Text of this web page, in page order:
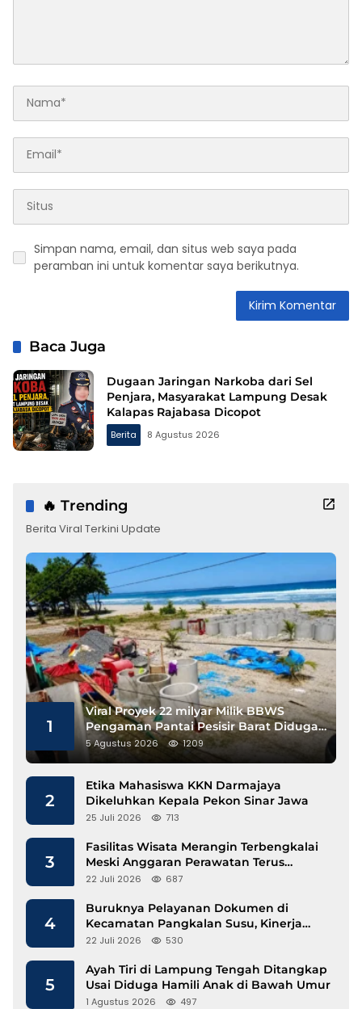
Simpan nama, email, dan situs web saya pada
peramban ini untuk komentar saya berikutnya.
Baca Juga
Dugaan Jaringan Narkoba dari Sel
Penjara, Masyarakat Lampung Desak
Kalapas Rajabasa Dicopot
Berita 8 Agustus 2026
🔥 Trending
Berita Viral Terkini Update
1
Viral Proyek 22 milyar Milik BBWS
Pengaman Pantai Pesisir Barat Diduga
Gunakan Besi Banci
5 Agustus 2026 1209
2
Etika Mahasiswa KKN Darmajaya
Dikeluhkan Kepala Pekon Sinar Jawa
25 Juli 2026 713
3
Fasilitas Wisata Merangin Terbengkalai
Meski Anggaran Perawatan Terus
Mengalir
22 Juli 2026 687
4
Buruknya Pelayanan Dokumen di
Kecamatan Pangkalan Susu, Kinerja
Disdukcapil Langkat Disorot
22 Juli 2026 530
5
Ayah Tiri di Lampung Tengah Ditangkap
Usai Diduga Hamili Anak di Bawah Umur
1 Agustus 2026 497